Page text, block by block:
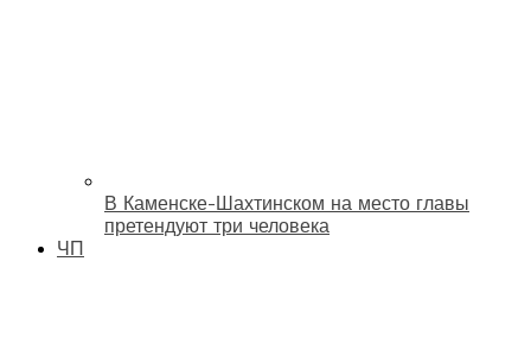
В Каменске-Шахтинском на место главы
претендуют три человека
ЧП